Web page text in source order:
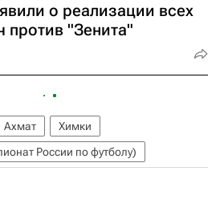
о реализации всех
против "Зенита"
Ахмат
Химки
России по футболу)